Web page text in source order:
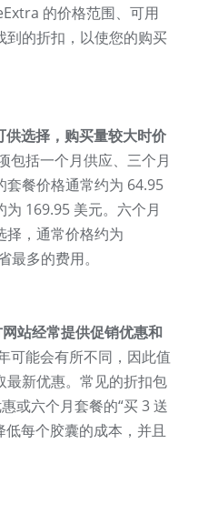
的价格范围、可用
到的折扣，以使您的购买
选择，购买量较大时价
包括一个月供应、三个月
套餐价格通常约为 64.95
169.95 美元。六个月
择，通常价格约为
多的费用。
站经常提供促销优惠和
可能会有所不同，因此值
最新优惠。常见的折扣包
或六个月套餐的“买 3 送
每个胶囊的成本，并且